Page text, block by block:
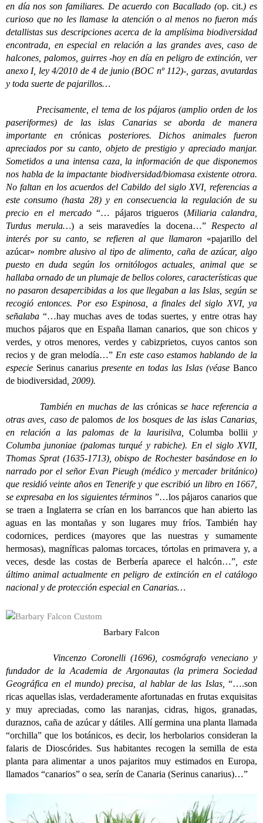
en día nos son familiares. De acuerdo con Bacallado (op. cit.) es
curioso que no les llamase la atención o al menos no fueron más
detallistas sus descripciones acerca de la amplísima biodiversidad
encontrada, en especial en relación a las grandes aves, caso de
halcones, palomos, guirres -hoy en día en peligro de extinción, ver
anexo I, ley 4/2010 de 4 de junio (BOC nº 112)-, garzas, avutardas
y toda suerte de pajarillos…
Precisamente, el tema de los pájaros (amplio orden de los
paseriformes) de las islas Canarias se aborda de manera
importante en crónicasposteriores. Dichos animales fueron
apreciados por su canto, objeto de prestigio y apreciado manjar.
Sometidos a una intensa caza, la información de que disponemos
nos habla de la impactante biodiversidad/biomasa existente otrora.
No faltan en los acuerdos del Cabildo del siglo XVI, referencias a
este consumo (hasta 28) y en consecuencia la regulación de su
precio en el mercado “… pájaros trigueros (Miliaria calandra,
Turdus merula…) a seis maravedíes la docena…” Respecto al
interés por su canto, se refieren al que llamaron «pajarillo del
azúcar» nombre alusivo al tipo de alimento, caña de azúcar, algo
puesto en duda según los ornitólogos actuales, animal que se
hallaba ornado de un plumaje de bellos colores, características que
no pasaron desapercibidas a los que llegaban a las Islas, según se
recogió entonces. Por eso Espinosa, a finales del siglo XVI, ya
señalaba“…hay muchas aves de todas suertes, y entre otras hay
muchos pájaros que en España llaman canarios, que son chicos y
verdes, y otros menores, verdes y cabizprietos, cuyos cantos son
recios y de gran melodía…” En este caso estamos hablando de la
especie Serinus canarius presente en todas las Islas (véase Banco
de biodiversidad , 2009).
También en muchas de las crónicasse hace referencia a
otras aves, caso depalomos de los bosques de las islas Canarias,
en relación a las palomas de la laurisilva, Columba bollii y
Columba junoniae (palomas turqué y rabiche). En el siglo XVII,
Thomas Sprat (1635-1713), obispo de Rochester basándose en lo
narrado por el señor Evan Pieugh (médico y mercader británico)
que residió veinte años en Tenerife y que escribió un libro en 1667,
se expresaba en los siguientes términos ”…los pájaros canarios que
se traen a Inglaterra se crían en los barrancos que han abierto las
aguas en las montañas y son lugares muy fríos. También hay
codornices, perdices (mayores que las nuestras y sumamente
hermosas), magníficas palomas torcaces, tórtolas en primavera y, a
veces, desde las costas de Berbería aparece el halcón…” , este
último animal actualmente en peligro de extinción en el catálogo
nacional y de protección especial en Canarias…
Barbary Falcon
Vincenzo Coronelli (1696), cosmógrafo veneciano y
fundador de la Academia de Argonautas (la primera Sociedad
Geográfica en el mundo) precisa, al hablar de las Islas, “….son
ricas aquellas islas, verdaderamente afortunadas en frutas exquisitas
y muy apreciadas, como las naranjas, cidras, higos, granadas,
duraznos, caña de azúcar y dátiles. Allí germina una planta llamada
“orchilla” que los botánicos, es decir, los herbolarios consideran la
falaris de Dioscórides. Sus habitantes recogen la semilla de esta
planta para alimentar a unos pajaritos muy estimados en Europa,
llamados “canarios” o sea, serín de Canaria (Serinus canarius)…”